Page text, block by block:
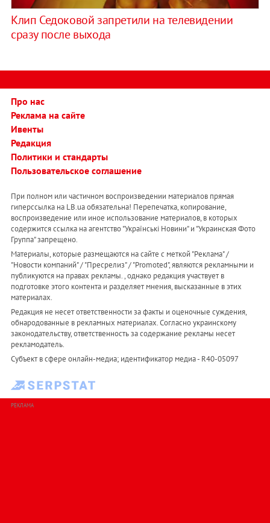
Клип Седоковой запретили на телевидении
сразу после выхода
Про нас
Реклама на сайте
Ивенты
Редакция
Политики и стандарты
Пользовательское соглашение
При полном или частичном воспроизведении материалов прямая
гиперссылка на LB.ua обязательна! Перепечатка, копирование,
воспроизведение или иное использование материалов, в которых
содержится ссылка на агентство "Українськi Новини" и "Украинская Фото
Группа" запрещено.
Материалы, которые размещаются на сайте с меткой "Реклама" /
"Новости компаний" / "Пресрелиз" / "Promoted", являются рекламными и
публикуются на правах рекламы. , однако редакция участвует в
подготовке этого контента и разделяет мнения, высказанные в этих
материалах.
Редакция не несет ответственности за факты и оценочные суждения,
обнародованные в рекламных материалах. Согласно украинскому
законодательству, ответственность за содержание рекламы несет
рекламодатель.
Субъект в сфере онлайн-медиа; идентификатор медиа - R40-05097
РЕКЛАМА